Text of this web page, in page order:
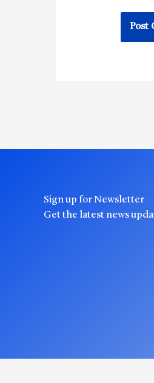
Sign up for Newsletter
Get the latest news